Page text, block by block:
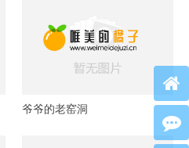
爷爷的老窑洞